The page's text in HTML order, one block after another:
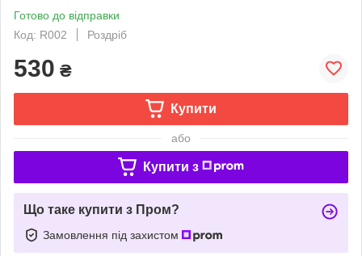
Готово до відправки
Код: R002
Роздріб
530 ₴
Купити
або
Купити з
Що таке купити з Пром?
Замовлення під захистом